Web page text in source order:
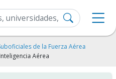
de la Fuerza Aérea
Aérea